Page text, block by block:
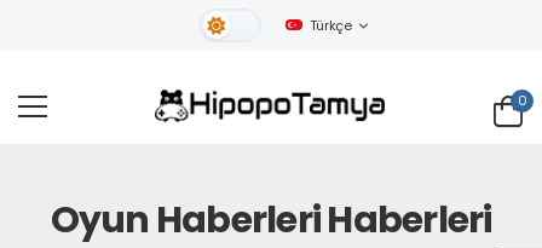
Gündüz Tema
Türkçe
0
Oyun Haberleri Haberleri